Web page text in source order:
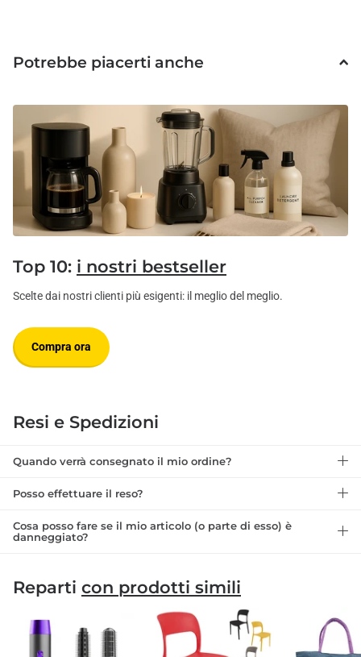
Potrebbe piacerti anche
Top 10: i nostri bestseller
Scelte dai nostri clienti più esigenti: il meglio del meglio.
Compra ora
Resi e Spedizioni
Quando verrà consegnato il mio ordine?
Posso effettuare il reso?
Cosa posso fare se il mio articolo (o parte di esso) è
danneggiato?
Reparti con prodotti simili